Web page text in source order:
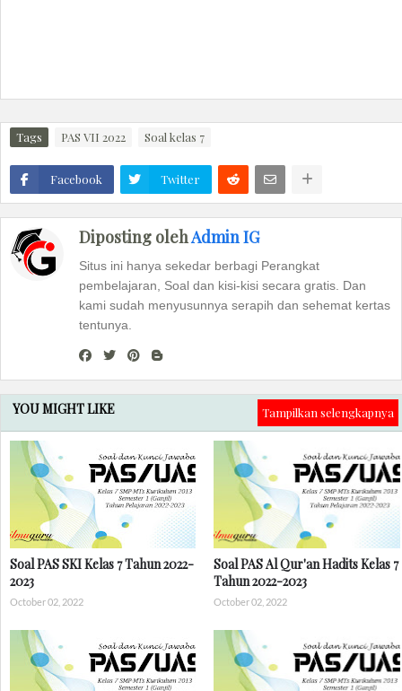
Tags PAS VII 2022 Soal kelas 7
Facebook Twitter
Diposting olehAdmin IG
Situs ini hanya sekedar berbagi Perangkat
pembelajaran, Soal dan kisi-kisi secara gratis. Dan
kami sudah menyusunnya serapih dan sehemat kertas
tentunya.
YOU MIGHT LIKE Tampilkan selengkapnya
Soal PAS SKI Kelas 7 Tahun 2022-
2023
October 02, 2022
Soal PAS Al Qur'an Hadits Kelas 7
Tahun 2022-2023
October 02, 2022